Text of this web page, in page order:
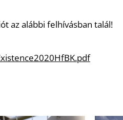
az alábbi felhívásban talál!